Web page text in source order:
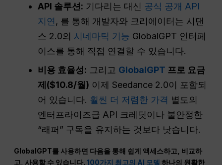
API 솔루션: 기다리는 대신 공식 공개 API
지연 , 를 통해 개발자와 크리에이터는 시댄
스 2.0의 시네마틱 기능 GlobalGPT 인터페
이스를 통해 직접 연결할 수 있습니다.
비용 효율성: 그리고 GlobalGPT 프로 요금
제($10.8/월) 이제 Seedance 2.0이 포함되
어 있습니다. 훨씬 더 저렴한 가격 별도의
엔터프라이즈급 API 크레딧이나 불안정한
“래퍼” 구독을 유지하는 것보다 낫습니다.
GlobalGPT를 사용하면 다음을 통해 쉽게 액세스하고, 비교하
고, 사용할 수 있습니다.100가지 최고의 AI 모델 하나의 원활한